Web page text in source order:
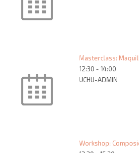
Masterclass:
12:30 - 14:00
UCHU-ADMIN
Workshop: